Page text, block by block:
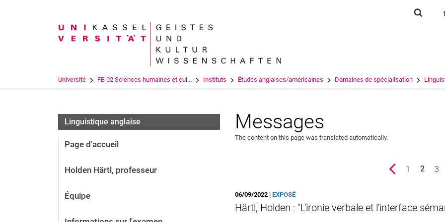
Jump directly to: content
Jump directly to: search
Jump directly to: main
Search term
Université FB 02 Sciences humaines et cul... Instituts Études anglaises/américaines Domaines de spécialisation
Linguistique anglaise
Page d'accueil
Holden Härtl, professeur
Équipe
Messages
The content on this page was translated automatically.
Previous page page
1
2
3
06/09/2022 |EXPOSÉ
Härtl, Holden : "L'ironie verbale et l'interface